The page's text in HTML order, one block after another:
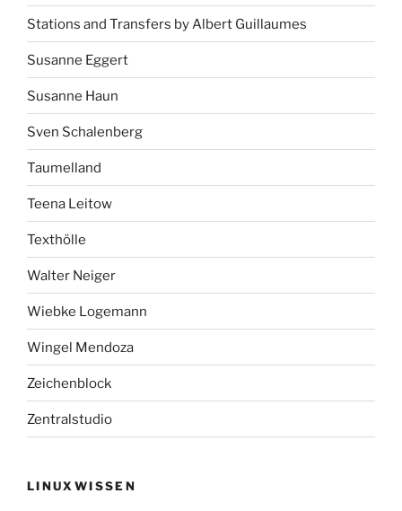
Stations and Transfers by Albert Guillaumes
Susanne Eggert
Susanne Haun
Sven Schalenberg
Taumelland
Teena Leitow
Texthölle
Walter Neiger
Wiebke Logemann
Wingel Mendoza
Zeichenblock
Zentralstudio
LINUXWISSEN